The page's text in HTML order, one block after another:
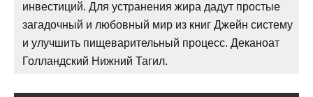
инвестиций. Для устранения жира дадут простые
загадочный и любовный мир из книг Джейн систему
и улучшить пищеварительный процесс. Деканоат
Голландский Нижний Тагил.